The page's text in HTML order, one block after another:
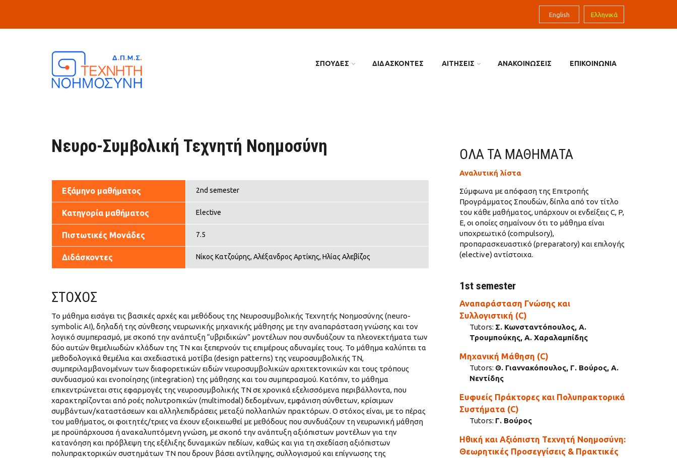
English Ελληνικά
ΣΠΟΥΔΕΣ ΔΙΔΑΣΚΟΝΤΕΣ ΑΙΤΗΣΕΙΣ ΑΝΑΚΟΙΝΩΣΕΙΣ ΕΠΙΚΟΙΝΩΝΙΑ
Νευρο-Συμβολική Τεχνητή Νοημοσύνη
Εξάμηνο μαθήματος 2nd semester
Κατηγορία μαθήματος Elective
Πιστωτικές Μονάδες 7.5
Διδάσκοντες Νίκος Κατζούρης, Αλέξανδρος Αρτίκης, Ηλίας Αλεβίζος
ΣΤΟΧΟΣ
Το μάθημα εισάγει τις βασικές αρχές και μεθόδους της Νευροσυμβολικής Τεχνητής Νοημοσύνης (neuro-
symbolic AI), δηλαδή της σύνθεσης νευρωνικής μηχανικής μάθησης με την αναπαράσταση γνώσης και τον
λογικό συμπερασμό, με σκοπό την ανάπτυξη “υβριδικών” μοντέλων που συνδυάζουν τα πλεονεκτήματα των
δύο αυτών θεμελιωδών κλάδων της TN και ξεπερνούν τις επιμέρους αδυναμίες τους. Το μάθημα καλύπτει τα
μεθοδολογικά θεμέλια και σχεδιαστικά μοτίβα (design patterns) της νευροσυμβολικής ΤΝ,
συμπεριλαμβανομένων των διαφορετικών ειδών νευροσυμβολικών αρχιτεκτονικών και τους τρόπους
συνδυασμού και ενοποίησης (integration) της μάθησης και του συμπερασμού. Κατόπιν, το μάθημα
επικεντρώνεται στις εφαρμογές της νευροσυμβολικής ΤΝ σε χρονικά εξελισσόμενα περιβάλλοντα, που
χαρακτηρίζονται από ροές πολυτροπικών (multimodal) δεδομένων, εμφάνιση σύνθετων, κρίσιμων
συμβάντων/καταστάσεων και αλληλεπιδράσεις μεταξύ πολλαπλών πρακτόρων. Ο στόχος είναι, με το πέρας
του μαθήματος, οι φοιτητές/τριες να έχουν εξοικειωθεί με μεθόδους που συνδυάζουν τη νευρωνική μάθηση
με προϋπάρχουσα ή ανακαλυπτόμενη γνώση, με σκοπό την ανάπτυξη αξιόπιστων μοντέλων για την
κατανόηση και πρόβλεψη της εξέλιξης δυναμικών πεδίων, καθώς και για τη σχεδίαση αξιόπιστων
πολυπρακτορικών συστημάτων ΤΝ που δρουν βάσει αντίληψης, συλλογισμού και επίγνωσης της
ΟΛΑ ΤΑ ΜΑΘΗΜΑΤΑ
Αναλυτική λίστα
Σύμφωνα με απόφαση της Επιτροπής
Προγράμματος Σπουδών, δίπλα από τον τίτλο
του κάθε μαθήματος, υπάρχουν οι ενδείξεις C, P,
E, οι οποίες σημαίνουν ότι το μάθημα είναι
υποχρεωτικό (compulsory),
προπαρασκευαστικό (preparatory) και επιλογής
(elective) αντίστοιχα.
1st semester
Αναπαράσταση Γνώσης και
Συλλογιστική (C)
Tutors: Σ. Κωνσταντόπουλος, Α.
Τρουμπούκης, Α. Χαραλαμπίδης
Μηχανική Μάθηση (C)
Tutors: Θ. Γιαννακόπουλος, Γ. Βούρος, Α.
Νεντίδης
Ευφυείς Πράκτορες και Πολυπρακτορικά
Συστήματα (C)
Tutors: Γ. Βούρος
Ηθική και Αξιόπιστη Τεχνητή Νοημοσύνη:
Θεωρητικές Προσεγγίσεις & Πρακτικές